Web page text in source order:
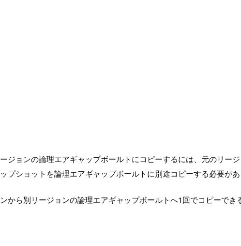
ジョンの論理エアギャップボールトにコピーするには、元のリー
ショットを論理エアギャップボールトに別途コピーする必要があ
から別リージョンの論理エアギャップボールトへ1回でコピーでき